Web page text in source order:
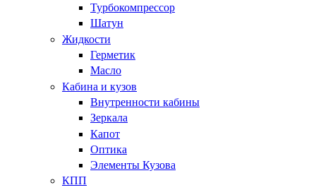
Турбокомпрессор
Шатун
Жидкости
Герметик
Масло
Кабина и кузов
Внутренности кабины
Зеркала
Капот
Оптика
Элементы Кузова
КПП